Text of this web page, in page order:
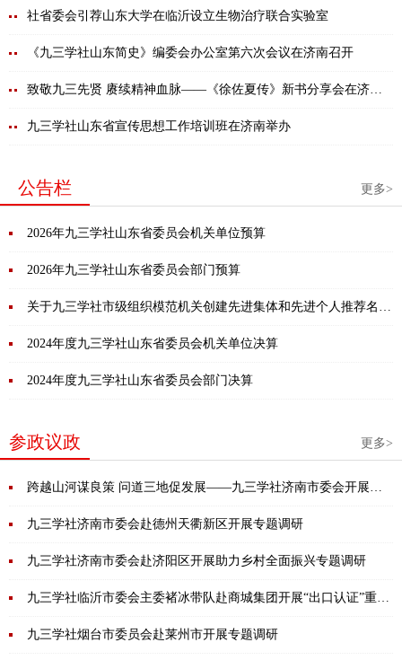
举行社省委会引荐山东大学在临沂设立生物治疗联合实验室
《九三学社山东简史》编委会办公室第六次会议在济南召开
致敬九三先贤 赓续精神血脉——《徐佐夏传》新书分享会在济南
举行九三学社山东省宣传思想工作培训班在济南举办
更多>
公告栏
2026年九三学社山东省委员会机关单位预算
2026年九三学社山东省委员会部门预算
关于九三学社市级组织模范机关创建先进集体和先进个人推荐名单
的公示2024年度九三学社山东省委员会机关单位决算
2024年度九三学社山东省委员会部门决算
更多>
参政议政
跨越山河谋良策 问道三地促发展——九三学社济南市委会开展重
点课题调研
九三学社济南市委会赴德州天衢新区开展专题调研
九三学社济南市委会赴济阳区开展助力乡村全面振兴专题调研
九三学社临沂市委会主委褚冰带队赴商城集团开展“出口认证”重点
课题专题调研
九三学社烟台市委员会赴莱州市开展专题调研